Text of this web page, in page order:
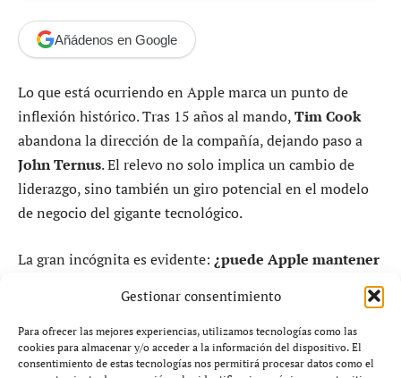
Gestionar consentimiento
Para ofrecer las mejores experiencias, utilizamos tecnologías como las
cookies para almacenar y/o acceder a la información del dispositivo. El
consentimiento de estas tecnologías nos permitirá procesar datos como el
Añádenos en Google
Lo que está ocurriendo en Apple marca un punto de
inflexión histórico. Tras 15 años al mando,Tim Cook
abandona la dirección de la compañía, dejando paso a
John Ternus. El relevo no solo implica un cambio de
liderazgo, sino también un giro potencial en el modelo
de negocio del gigante tecnológico.
La gran incógnita es evidente: ¿puede Apple mantener
financiero reciente?